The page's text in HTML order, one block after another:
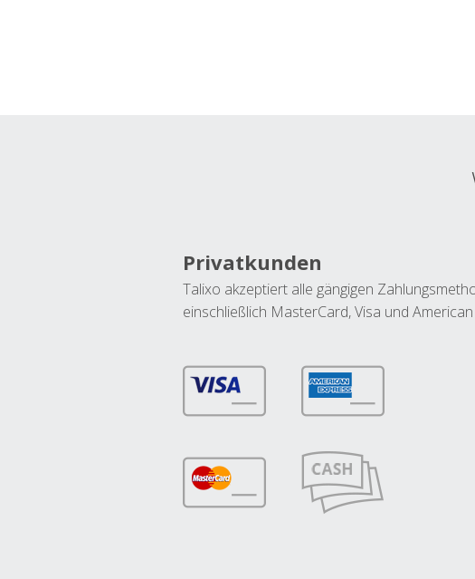
Privatkunden
Talixo akzeptiert alle gängigen
einschließlich MasterCard, Visa und